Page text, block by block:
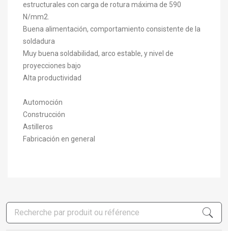
estructurales con carga de rotura máxima de 590
N/mm2.
Buena alimentación, comportamiento consistente de la
soldadura
Muy buena soldabilidad, arco estable, y nivel de
proyecciones bajo
Alta productividad
Automoción
Construcción
Astilleros
Fabricación en general